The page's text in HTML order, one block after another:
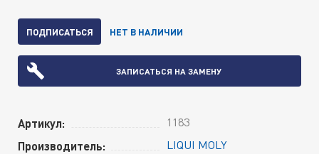
ПОДПИСАТЬСЯ НЕТ В НАЛИЧИИ
ЗАПИСАТЬСЯ НА ЗАМЕНУ
Артикул: 1183
Производитель: LIQUI MOLY